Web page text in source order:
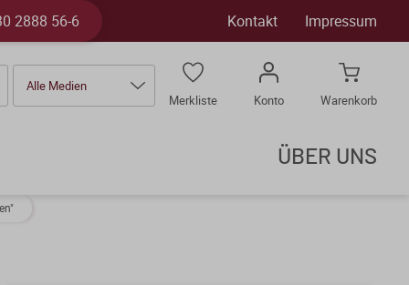
2888 56-6 Kontakt Impressum
Alle Medien
Merkliste
Konto Warenkorb
ÜBER UNS